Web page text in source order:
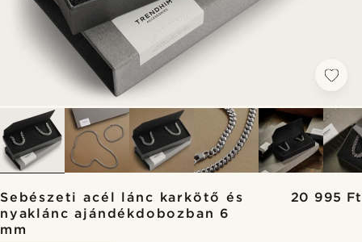
Sebészeti acél lánc karkötő és
nyaklánc ajándékdobozban 6
mm
20 995 Ft